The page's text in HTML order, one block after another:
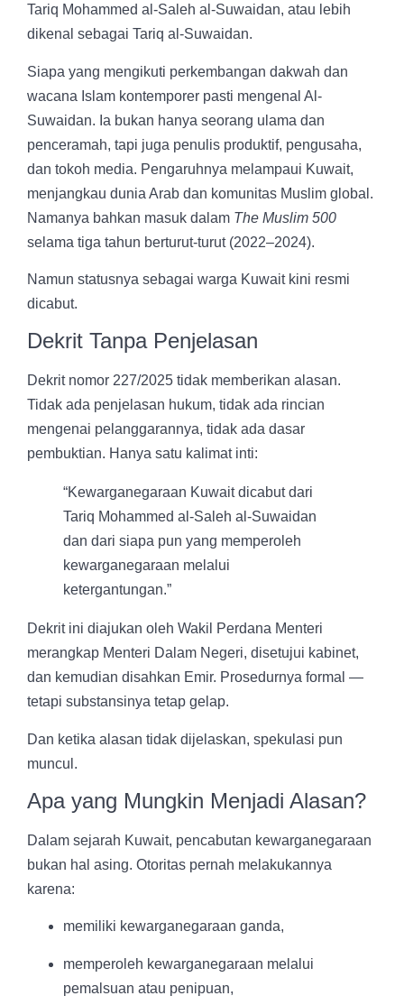
Tariq Mohammed al-Saleh al-Suwaidan, atau lebih
dikenal sebagai Tariq al-Suwaidan.
Siapa yang mengikuti perkembangan dakwah dan
wacana Islam kontemporer pasti mengenal Al-
Suwaidan. Ia bukan hanya seorang ulama dan
penceramah, tapi juga penulis produktif, pengusaha,
dan tokoh media. Pengaruhnya melampaui Kuwait,
menjangkau dunia Arab dan komunitas Muslim global.
Namanya bahkan masuk dalam The Muslim 500
selama tiga tahun berturut-turut (2022–2024).
Namun statusnya sebagai warga Kuwait kini resmi
dicabut.
Dekrit Tanpa Penjelasan
Dekrit nomor 227/2025 tidak memberikan alasan.
Tidak ada penjelasan hukum, tidak ada rincian
mengenai pelanggarannya, tidak ada dasar
pembuktian. Hanya satu kalimat inti:
“Kewarganegaraan Kuwait dicabut dari
Tariq Mohammed al-Saleh al-Suwaidan
dan dari siapa pun yang memperoleh
kewarganegaraan melalui
ketergantungan.”
Dekrit ini diajukan oleh Wakil Perdana Menteri
merangkap Menteri Dalam Negeri, disetujui kabinet,
dan kemudian disahkan Emir. Prosedurnya formal —
tetapi substansinya tetap gelap.
Dan ketika alasan tidak dijelaskan, spekulasi pun
muncul.
Apa yang Mungkin Menjadi Alasan?
Dalam sejarah Kuwait, pencabutan kewarganegaraan
bukan hal asing. Otoritas pernah melakukannya
karena:
memiliki kewarganegaraan ganda,
memperoleh kewarganegaraan melalui
pemalsuan atau penipuan,